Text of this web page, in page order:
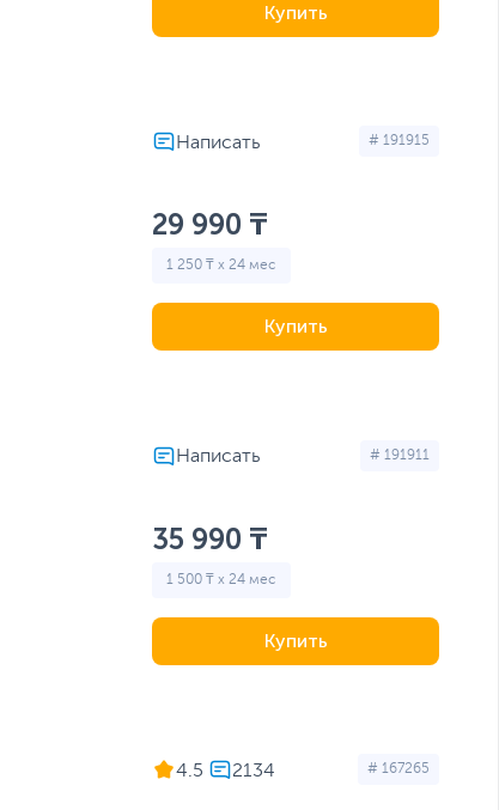
Купить
# 191915
29 990 ₸
1 250 ₸ x 24 мес
Купить
# 191911
35 990 ₸
1 500 ₸ x 24 мес
Купить
4.5 # 167265